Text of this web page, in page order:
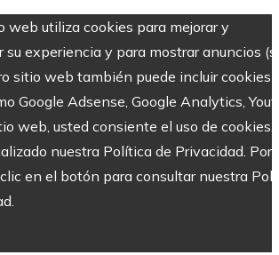
web utiliza cookies para mejorar y
su experiencia y para mostrar anuncios
sitio web también puede incluir cookies
Google Adsense, Google Analytics,
web, usted consiente el uso de cookies.
nuestra Política de Privacidad. Por
en el botón para consultar nuestra